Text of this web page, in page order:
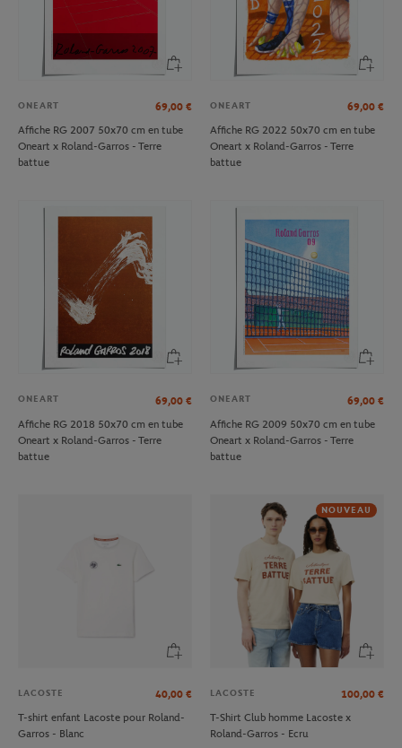
ONEART 69,00 €
Affiche RG 2007 50x70 cm en tube
Oneart x Roland-Garros - Terre
battue
ONEART 69,00 €
Affiche RG 2022 50x70 cm en tube
Oneart x Roland-Garros - Terre
battue
ONEART 69,00 €
Affiche RG 2018 50x70 cm en tube
Oneart x Roland-Garros - Terre
battue
ONEART 69,00 €
Affiche RG 2009 50x70 cm en tube
Oneart x Roland-Garros - Terre
battue
LACOSTE 40,00 €
T-shirt enfant Lacoste pour Roland-
Garros - Blanc
NOUVEAU
LACOSTE 100,00 €
T-Shirt Club homme Lacoste x
Roland-Garros - Ecru